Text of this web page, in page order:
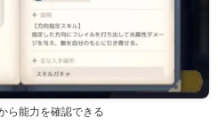
ら能力を確認できる